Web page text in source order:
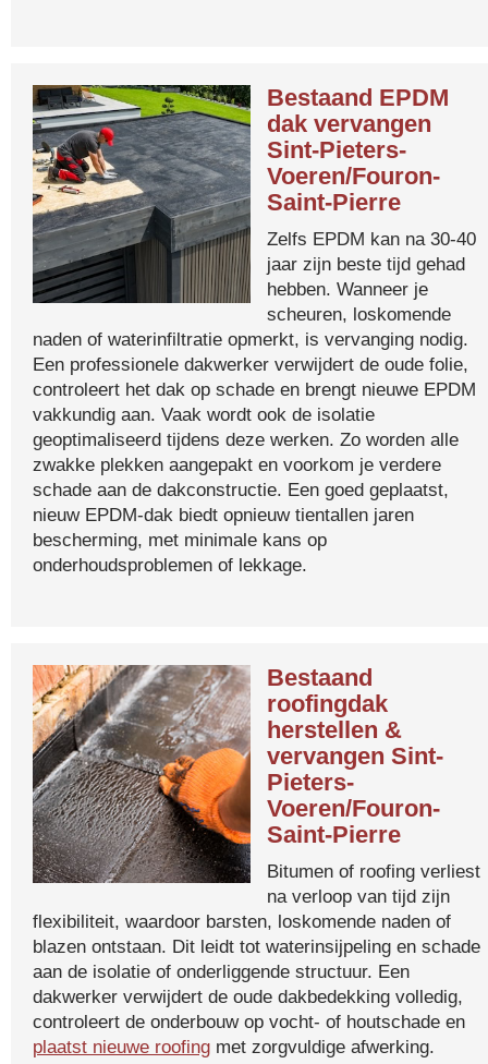
Bestaand EPDM
dak vervangen
Sint-Pieters-
Voeren/Fouron-
Saint-Pierre
Zelfs EPDM kan na 30-40
jaar zijn beste tijd gehad
hebben. Wanneer je
scheuren, loskomende
naden of waterinfiltratie opmerkt, is vervanging nodig.
Een professionele dakwerker verwijdert de oude folie,
controleert het dak op schade en brengt nieuwe EPDM
vakkundig aan. Vaak wordt ook de isolatie
geoptimaliseerd tijdens deze werken. Zo worden alle
zwakke plekken aangepakt en voorkom je verdere
schade aan de dakconstructie. Een goed geplaatst,
nieuw EPDM-dak biedt opnieuw tientallen jaren
bescherming, met minimale kans op
onderhoudsproblemen of lekkage.
Bestaand
roofingdak
herstellen &
vervangen Sint-
Pieters-
Voeren/Fouron-
Saint-Pierre
Bitumen of roofing verliest
na verloop van tijd zijn
flexibiliteit, waardoor barsten, loskomende naden of
blazen ontstaan. Dit leidt tot waterinsijpeling en schade
aan de isolatie of onderliggende structuur. Een
dakwerker verwijdert de oude dakbedekking volledig,
controleert de onderbouw op vocht- of houtschade en
plaatst nieuwe roofing met zorgvuldige afwerking.